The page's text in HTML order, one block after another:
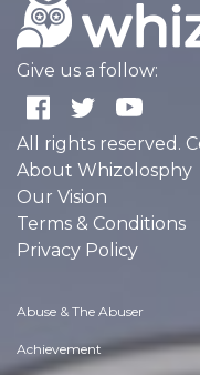
Give us a follow:
All rights reserved.
About Whizolosphy
Our Vision
Terms & Conditions
Privacy Policy
Abuse & The Abuser
Achievement